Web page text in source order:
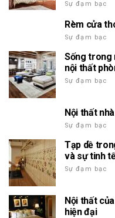
Sự đạm bạc
Rèm cửa
Sự đạm bạc
Sống trong
nội thất
Sự đạm bạc
Nội thất
Sự đạm bạc
Tạp dề
và sự tinh
Sự đạm bạc
Nội thất
hiện đại